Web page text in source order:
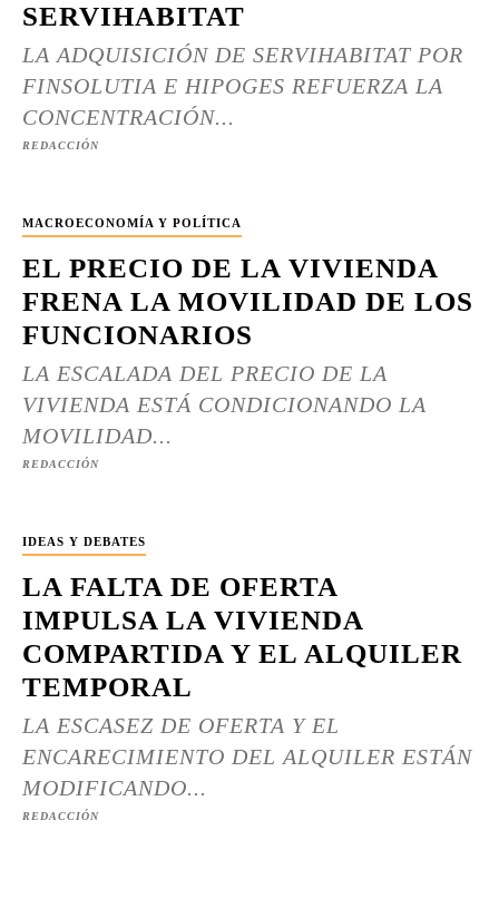
SERVIHABITAT
LA ADQUISICIÓN DE SERVIHABITAT POR
FINSOLUTIA E HIPOGES REFUERZA LA
CONCENTRACIÓN...
REDACCIÓN
MACROECONOMÍA Y POLÍTICA
EL PRECIO DE LA VIVIENDA
FRENA LA MOVILIDAD DE LOS
FUNCIONARIOS
LA ESCALADA DEL PRECIO DE LA
VIVIENDA ESTÁ CONDICIONANDO LA
MOVILIDAD...
REDACCIÓN
IDEAS Y DEBATES
LA FALTA DE OFERTA
IMPULSA LA VIVIENDA
COMPARTIDA Y EL ALQUILER
TEMPORAL
LA ESCASEZ DE OFERTA Y EL
ENCARECIMIENTO DEL ALQUILER ESTÁN
MODIFICANDO...
REDACCIÓN